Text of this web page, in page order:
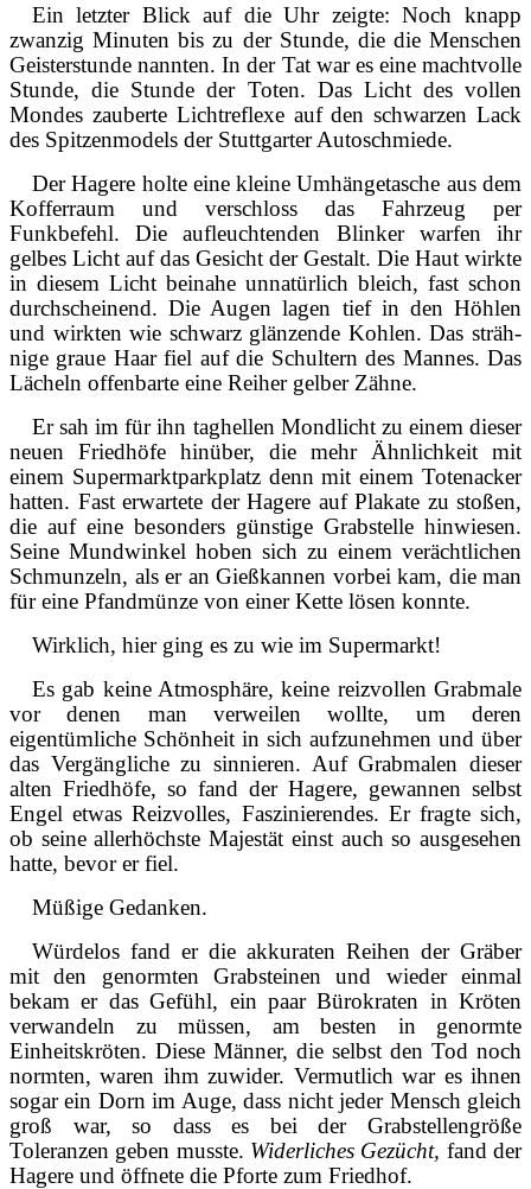
Ein letzter Blick auf die Uhr zeigte: Noch knapp
zwanzig Minuten bis zu der Stunde, die die Men­schen
Geisterstunde nannten. In der Tat war es eine machtvolle
Stunde, die Stunde der Toten. Das Licht des vollen
Mondes zauberte Lichtreflexe auf den schwarzen Lack
des Spitzenmodels der Stuttgarter Autoschmiede.
Der Hagere holte eine kleine Umhän­getasche aus dem
Kofferraum und ver­schloss das Fahrzeug per
Funkbefehl. Die aufleuchtenden Blin­ker warfen ihr
gelbes Licht auf das Gesicht der Gestalt. Die Haut wirkte
in diesem Licht beinahe unna­türlich bleich, fast schon
durchschei­nend. Die Augen la­gen tief in den Höh­len
und wirkten wie schwarz glänzende Kohlen. Das sträh­
nige graue Haar fiel auf die Schultern des Mannes. Das
Lächeln offenbarte eine Rei­her gelber Zähne.
Er sah im für ihn taghellen Mondlicht zu einem dieser
neuen Friedhöfe hinüber, die mehr Ähnlichkeit mit
einem Supermarktparkplatz denn mit einem Totenacker
hatten. Fast erwartete der Hagere auf Plakate zu stoßen,
die auf eine besonders günstige Grabstelle hinwiesen.
Seine Mundwinkel hoben sich zu einem verächtlichen
Schmunzeln, als er an Gießkannen vorbei kam, die man
für eine Pfandmünze von einer Kette lösen konnte.
Wirklich, hier ging es zu wie im Supermarkt!
Es gab keine Atmosphäre, keine reizvollen Grabmale
vor denen man verweilen wollte, um deren
eigentümliche Schönheit in sich aufzunehmen und über
das Vergängliche zu sinnieren. Auf Grabmalen dieser
alten Friedhöfe, so fand der Hagere, gewannen selbst
Engel etwas Reizvolles, Faszinierendes. Er fragte sich,
ob seine allerhöchste Majestät einst auch so ausgesehen
hatte, bevor er fiel.
Müßige Gedanken.
Würdelos fand er die akkuraten Reihen der Gräber
mit den genormten Grabsteinen und wieder einmal
bekam er das Gefühl, ein paar Bürokraten in Kröten
verwandeln zu müssen, am besten in genormte
Einheitskröten. Diese Männer, die selbst den Tod noch
normten, waren ihm zuwider. Vermutlich war es ihnen
sogar ein Dorn im Auge, dass nicht jeder Mensch gleich
groß war, so dass es bei der Grabstellengröße
Toleranzen geben musste. Widerliches Gezücht, fand der
Hagere und öffnete die Pforte zum Friedhof.